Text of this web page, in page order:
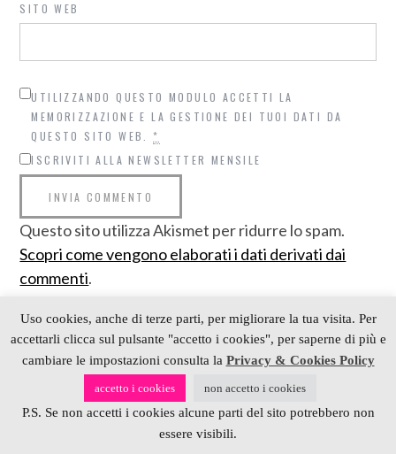
SITO WEB
UTILIZZANDO QUESTO MODULO ACCETTI LA
MEMORIZZAZIONE E LA GESTIONE DEI TUOI DATI DA
QUESTO SITO WEB.*
ISCRIVITI ALLA NEWSLETTER MENSILE
Questo sito utilizza Akismet per ridurre lo spam.
Scopri come vengono elaborati i dati derivati dai
commenti.
Uso cookies, anche di terze parti, per migliorare la tua visita. Per
accettarli clicca sul pulsante "accetto i cookies", per saperne di più e
cambiare le impostazioni consulta la Privacy & Cookies Policy
accetto i cookies non accetto i cookies
P.S. Se non accetti i cookies alcune parti del sito potrebbero non
essere visibili.